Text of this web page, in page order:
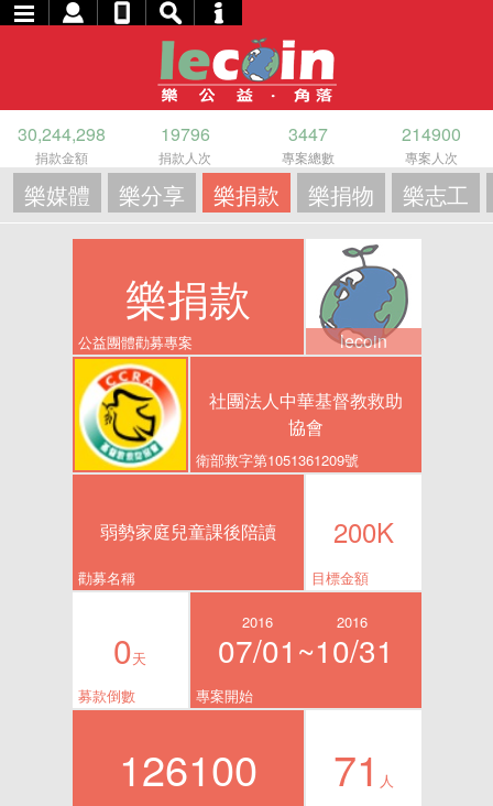
30,244,298
捐款金額
19796
捐款人次
3447
專案總數
214900
專案人次
樂媒體 樂分享 樂捐款 樂捐物 樂志工
樂捐款
公益團體勸募專案 lecoin
社團法人中華基督教救助
協會
衛部救字第1051361209號
弱勢家庭兒童課後陪讀
勸募名稱
200K
目標金額
0天
募款倒數
2016
07/01~
2016
10/31
專案開始
126100 71 人